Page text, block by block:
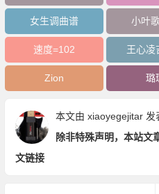
女生调曲谱 小叶
速度=102 王心凌
Zion 璐
本文由 xiaoyegejitar发
除非特殊声明，本站文
文链接